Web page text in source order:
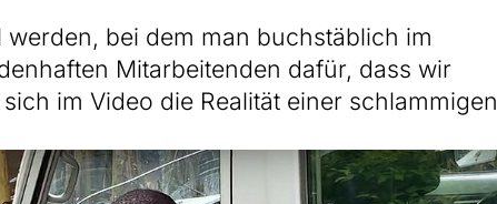
bei dem man buchstäblich im
Mitarbeitenden dafür, dass wir
im Video die Realität einer schlammigen